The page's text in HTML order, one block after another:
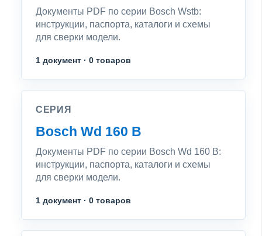
Документы PDF по серии Bosch Wstb:
инструкции, паспорта, каталоги и схемы
для сверки модели.
1 документ · 0 товаров
СЕРИЯ
Bosch Wd 160 B
Документы PDF по серии Bosch Wd 160 B:
инструкции, паспорта, каталоги и схемы
для сверки модели.
1 документ · 0 товаров